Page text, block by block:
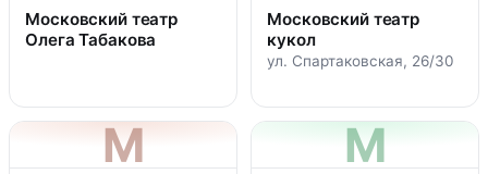
Московский театр
Олега Табакова
Московский театр
кукол
ул. Спартаковская, 26/30
М М